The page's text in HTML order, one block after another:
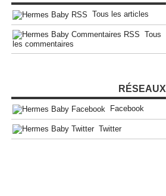
Tous les articles
Tous
les commentaires
RÉSEAUX
Facebook
Twitter